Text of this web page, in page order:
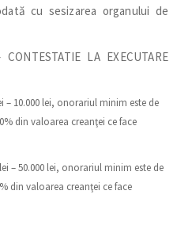
cu sesizarea organului de
LA EXECUTARE
– 10.000 lei, onorariul minim este de
din valoarea creanţei ce face
– 50.000 lei, onorariul minim este de
din valoarea creanţei ce face